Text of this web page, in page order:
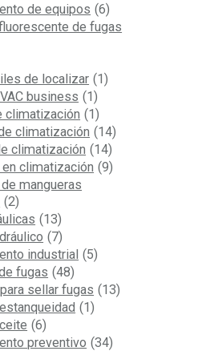
de equipos (6)
de fugas
de localizar (1)
business (1)
climatización (1)
climatización (14)
climatización (14)
climatización (9)
mangueras
(2)
(13)
(7)
industrial (5)
fugas (48)
sellar fugas (13)
(1)
(6)
preventivo (34)